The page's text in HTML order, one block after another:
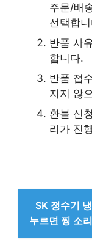
주문/배
선택합
반품 사
합니다.
반품 접
지지 않
환불 신
리가 진
SK 정수기
누르면 찡 소